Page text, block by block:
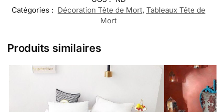
Catégories : Décoration Tête de Mort, Tableaux Tête de
Mort
Produits similaires